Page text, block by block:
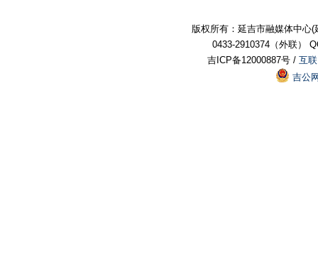
版权所有：延吉市融媒体中心
0433-2910374（外联）
吉ICP备12000887号 / 互
吉公